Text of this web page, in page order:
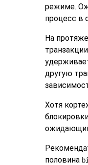
режиме.
процесс в
На
другую
Хотя
ожидающий
половина